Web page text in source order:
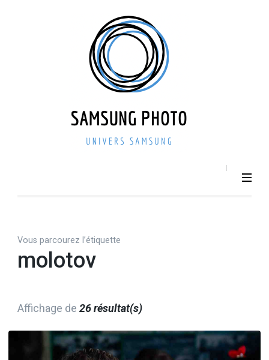
Vous parcourez l’étiquette
molotov
Affichage de 26 résultat(s)